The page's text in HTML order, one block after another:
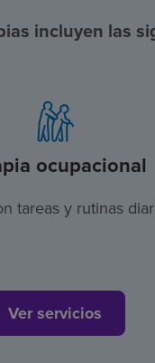
incluyen las
ocupacional
tareas y rutinas
Ver servicios